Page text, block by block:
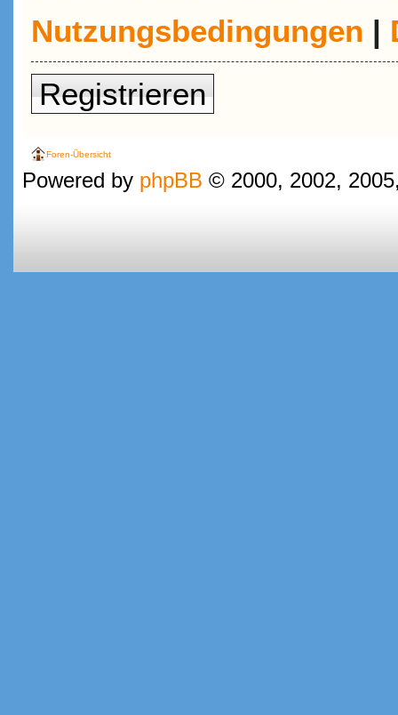
Nutzungsbedingungen |
Registrieren
Foren-Übersicht
Powered by phpBB © 2000, 2002,